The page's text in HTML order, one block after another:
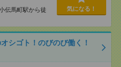
伝馬町駅から徒
気になる！
シゴト！のびのび働く！